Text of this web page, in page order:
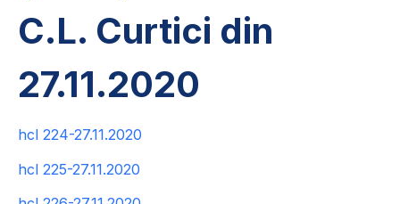
C.L. Curtici din
27.11.2020
hcl 224-27.11.2020
hcl 225-27.11.2020